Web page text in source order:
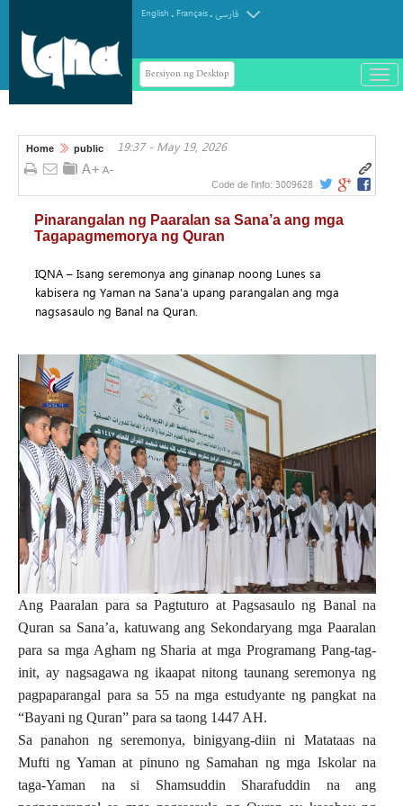
English . Français.فارسی
Bersiyon ng Desktop
باز
و
Home public 19:37 - May 19, 2026
Code de l'info: 3009628
Pinarangalan ng Paaralan sa Sana’a ang mga
Tagapagmemorya ng Quran
IQNA – Isang seremonya ang ginanap noong Lunes sa
kabisera ng Yaman na Sana’a upang parangalan ang mga
nagsasaulo ng Banal na Quran.
Ang Paaralan para sa Pagtuturo at Pagsasaulo ng Banal na
Quran sa Sana’a, katuwang ang Sekondaryang mga Paaralan
para sa mga Agham ng Sharia at mga Programang Pang-tag-
init, ay nagsagawa ng ikaapat nitong taunang seremonya ng
pagpaparangal para sa 55 na mga estudyante ng pangkat na
“Bayani ng Quran” para sa taong 1447 AH.
Sa panahon ng seremonya, binigyang-diin ni Matataas na
Mufti ng Yaman at pinuno ng Samahan ng mga Iskolar na
taga-Yaman na si Shamsuddin Sharafuddin na ang